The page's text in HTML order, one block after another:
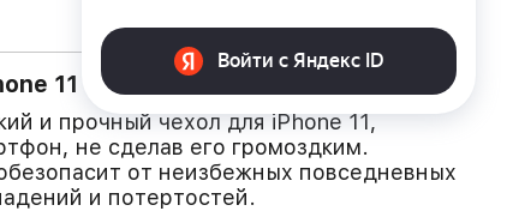
11
и прочный чехол для iPhone 11,
не сделав его громоздким.
от неизбежных повседневных
и потертостей.